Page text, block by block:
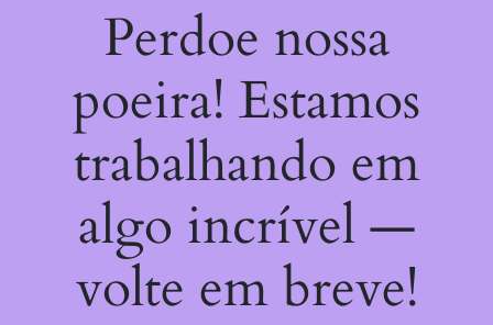
Perdoe nossa
poeira! Estamos
trabalhando em
algo incrível —
volte em breve!